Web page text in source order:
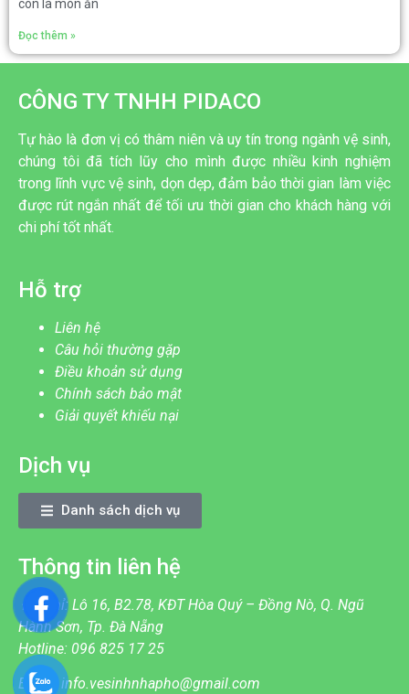
còn là món ăn
Đọc thêm »
CÔNG TY TNHH PIDACO
Tự hào là đơn vị có thâm niên và uy tín trong ngành vệ sinh,
chúng tôi đã tích lũy cho mình được nhiều kinh nghiệm
trong lĩnh vực vệ sinh, dọn dẹp, đảm bảo thời gian làm việc
được rút ngắn nhất để tối ưu thời gian cho khách hàng với
chi phí tốt nhất.
Hỗ trợ
Liên hệ
Câu hỏi thường gặp
Điều khoản sử dụng
Chính sách bảo mật
Giải quyết khiếu nại
Dịch vụ
Danh sách dịch vụ
Thông tin liên hệ
Địa chỉ: Lô 16, B2.78, KĐT Hòa Quý – Đồng Nò, Q. Ngũ
Hành Sơn, Tp. Đà Nẵng
Hotline: 096 825 17 25
Email: info.vesinhnhapho@gmail.com